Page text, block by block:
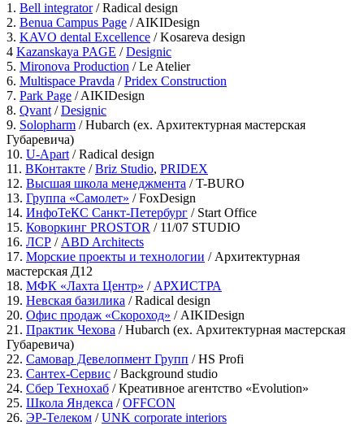
1. Bell integrator/ Radical design
2. Benua Campus Page / AIKIDesign
3. KAVO dental Excellence / Kosareva design
4 Kazanskaya PAGE /Designic
5. Mironova Production / Le Atelier
6. Multispace Pravda /Pridex Construction
7. Park Page / AIKIDesign
8. Qvant/Designic
9. Solopharm / Hubarch (ex. Архитектурная мастерская
Губаревича)
10. U-Apart/ Radical design
11. ВКонтакте /Briz Studio, PRIDEX
12. Высшая школа менеджмента / T-BURO
13. Группа «Самолет» / FoxDesign
14. ИнфоТеКС Санкт-Петербург / Start Office
15. Коворкинг PROSTOR / 11/07 STUDIO
16. ЛСР /ABD Architects
17. Морские проекты и технологии / Архитектурная
мастерская Д12
18. МФК «Лахта Центр» /АРХИСТРА
19. Невская базилика / Radical design
20. Офис продаж «Скороход» / AIKIDesign
21. Практик Чехова / Hubarch (ex. Архитектурная мастерская
Губаревича)
22. Самовар Девелопмент Групп / HS Profi
23. Сантех-Сервис / Background studio
24. Сбер Технохаб / Креативное агентство «Evolution»
25. Школа Яндекса /OFFCON
26. ЭР-Телеком /UNK corporate interiors